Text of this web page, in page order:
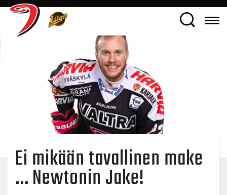
Ei mikään tavallinen make
… Newtonin Jake!